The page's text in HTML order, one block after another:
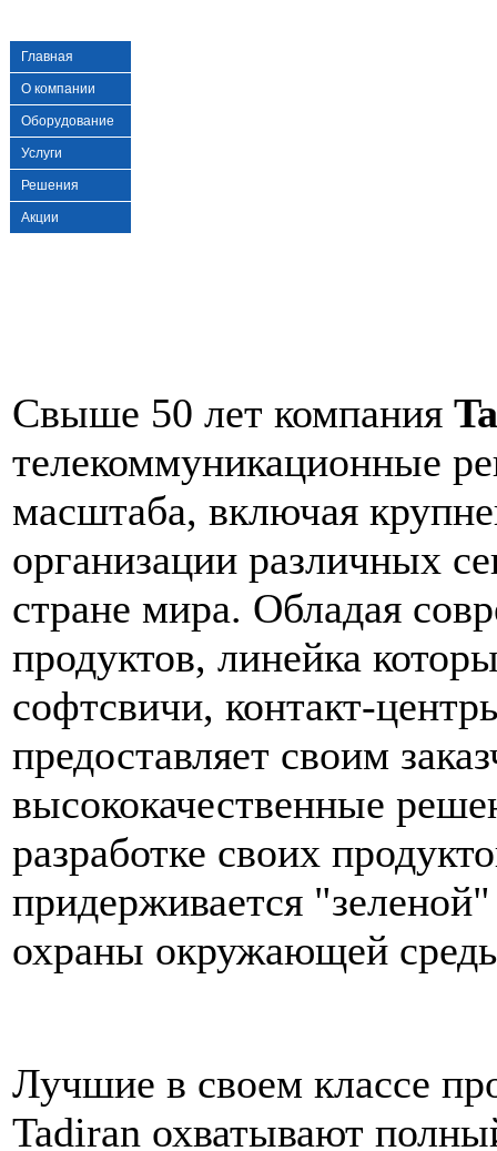
Главная
О компании
Оборудование
Услуги
Решения
Акции
Свыше 50 лет компания
телекоммуникационные
масштаба, включая
организации различных
стране мира. Обладая
продуктов, линейка
софтсвичи, контакт-
предоставляет своим
высококачественные
разработке своих
придерживается
охраны окружающей
Лучшие в своем классе
Tadiran охватывают